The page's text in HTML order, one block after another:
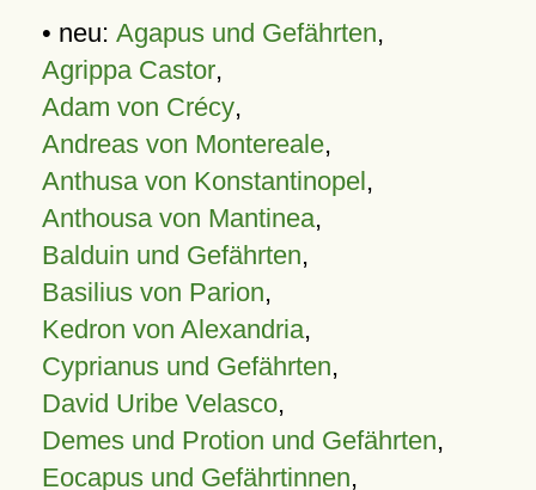
• neu: Agapus und Gefährten,
Agrippa Castor,
Adam von Crécy,
Andreas von Montereale,
Anthusa von Konstantinopel,
Anthousa von Mantinea,
Balduin und Gefährten,
Basilius von Parion,
Kedron von Alexandria,
Cyprianus und Gefährten,
David Uribe Velasco,
Demes und Protion und Gefährten,
Eocapus und Gefährtinnen,